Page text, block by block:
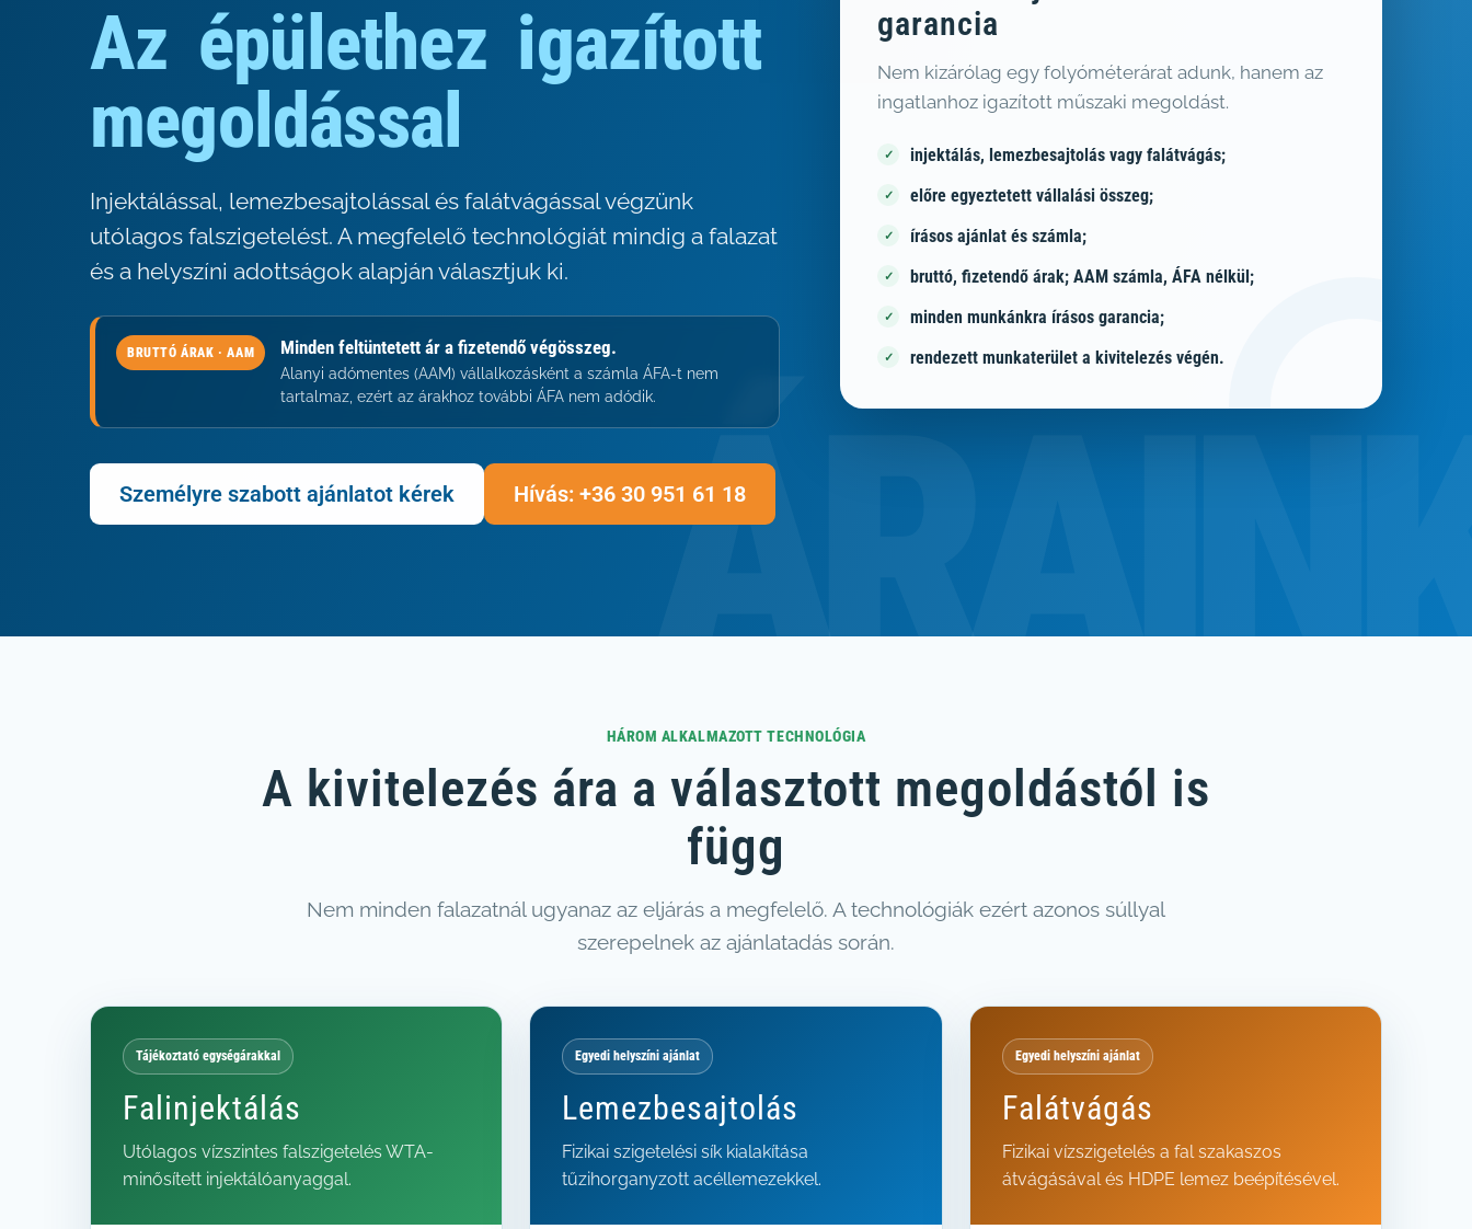
Az épülethez igazított
megoldással
Injektálással, lemezbesajtolással és falátvágással végzünk
utólagos falszigetelést. A megfelelő technológiát mindig a falazat
és a helyszíni adottságok alapján választjuk ki.
BRUTTÓ ÁRAK · AAM Minden feltüntetett ár a fizetendő végösszeg.
Alanyi adómentes (AAM) vállalkozásként a számla ÁFA-t nem
tartalmaz, ezért az árakhoz további ÁFA nem adódik.
Személyre szabott ajánlatot kérek Hívás: +36 30 951 61 18
garancia
Nem kizárólag egy folyóméterárat adunk, hanem az
ingatlanhoz igazított műszaki megoldást.
injektálás, lemezbesajtolás vagy falátvágás;
előre egyeztetett vállalási összeg;
írásos ajánlat és számla;
bruttó, fizetendő árak; AAM számla, ÁFA nélkül;
minden munkánkra írásos garancia;
rendezett munkaterület a kivitelezés végén.
HÁROM ALKALMAZOTT TECHNOLÓGIA
A kivitelezés ára a választott megoldástól is
függ
Nem minden falazatnál ugyanaz az eljárás a megfelelő. A technológiák ezért azonos súllyal
szerepelnek az ajánlatadás során.
Tájékoztató egységárakkal
Falinjektálás
Utólagos vízszintes falszigetelés WTA-
minősített injektálóanyaggal.
Egyedi helyszíni ajánlat
Lemezbesajtolás
Fizikai szigetelési sík kialakítása
tűzihorganyzott acéllemezekkel.
Egyedi helyszíni ajánlat
Falátvágás
Fizikai vízszigetelés a fal szakaszos
átvágásával és HDPE lemez beépítésével.